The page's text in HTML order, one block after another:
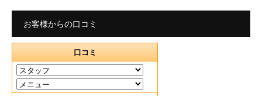
お客様からの口コミ